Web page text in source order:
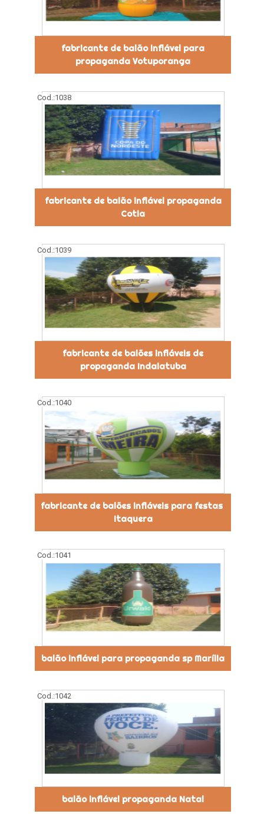
fabricante de balão inflável para
propaganda Votuporanga
Cod.:1038
fabricante de balão inflável propaganda
Cotia
Cod.:1039
fabricante de balões infláveis de
propaganda Indaiatuba
Cod.:1040
fabricante de balões infláveis para festas
Itaquera
Cod.:1041
balão inflável para propaganda sp Marília
Cod.:1042
balão inflável propaganda Natal